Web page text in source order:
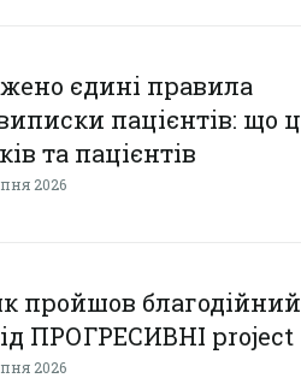
єдині правила
виписки пацієнтів: що
та пацієнтів
2026
пройшов благодійний
ПРОГРЕСИВНІ project
2026